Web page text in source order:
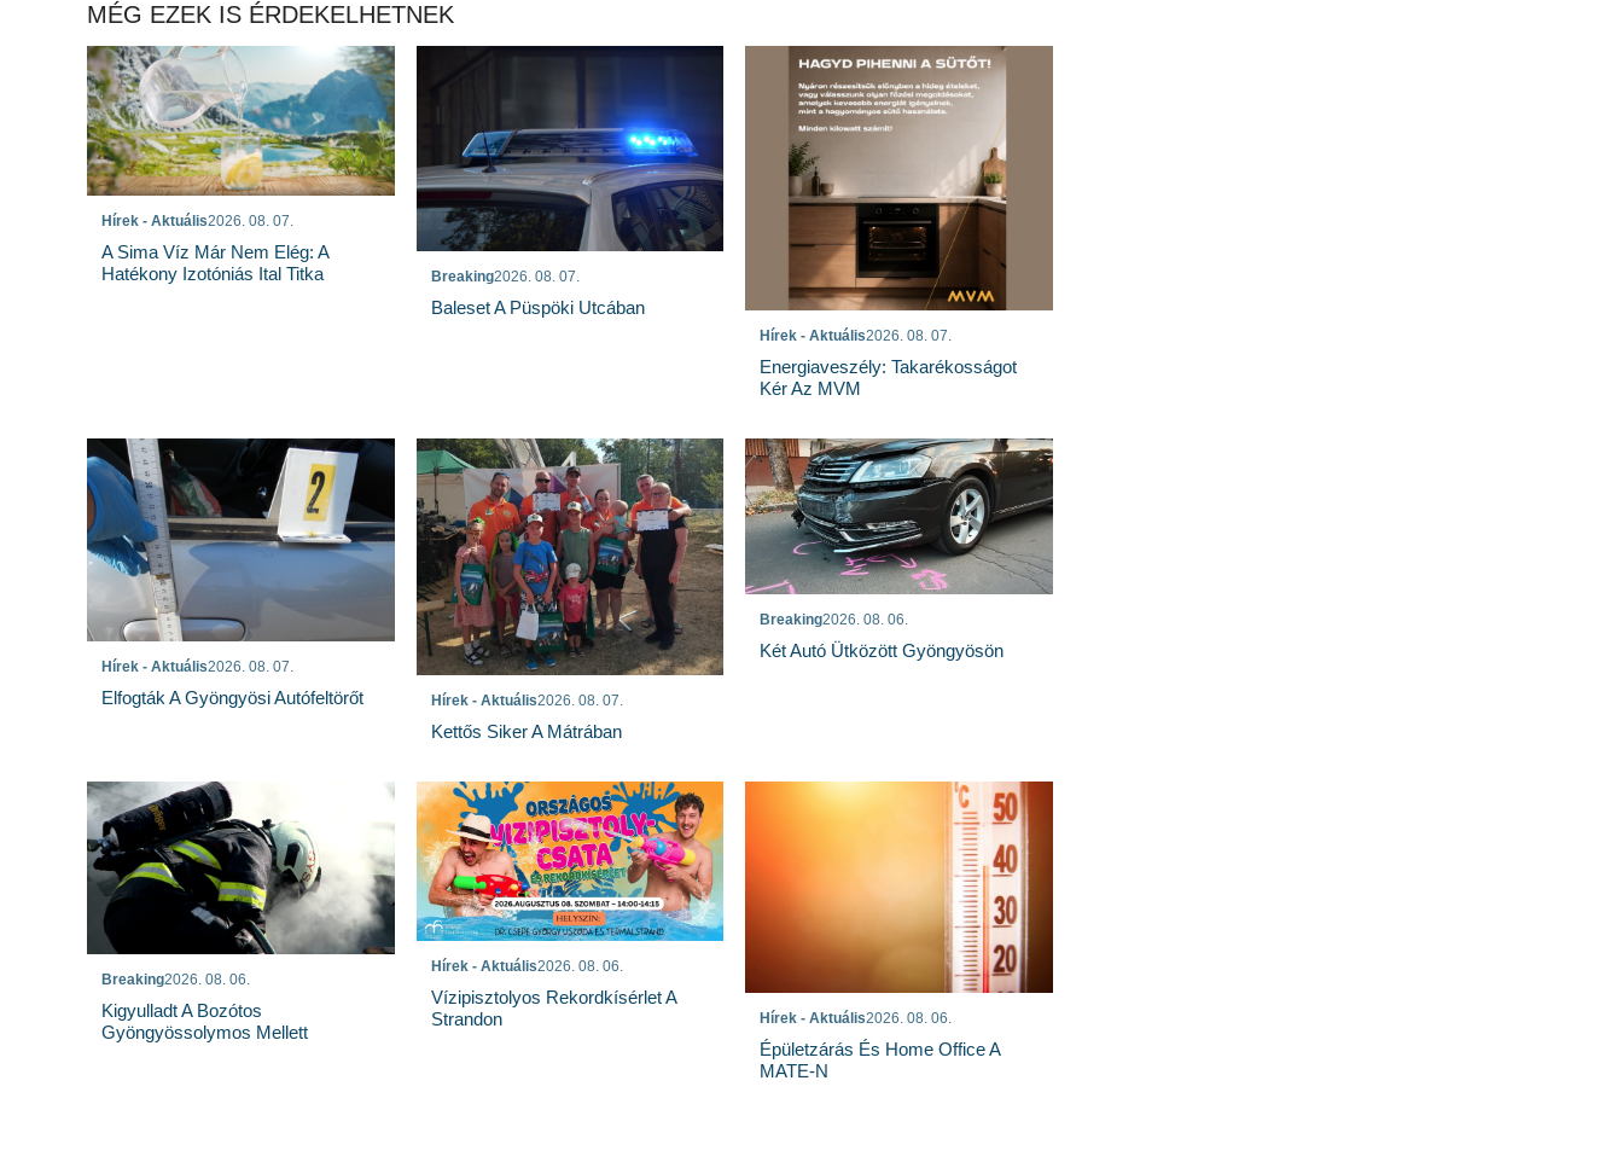
MÉG EZEK IS ÉRDEKELHETNEK
Hírek - Aktuális2026. 08. 07.
A Sima Víz Már Nem Elég: A
Hatékony Izotóniás Ital Titka
Breaking2026. 08. 07.
Baleset A Püspöki Utcában
Hírek - Aktuális2026. 08. 07.
Energiaveszély: Takarékosságot
Kér Az MVM
Hírek - Aktuális2026. 08. 07.
Elfogták A Gyöngyösi Autófeltörőt Hírek - Aktuális2026. 08. 07.
Kettős Siker A Mátrában
Breaking2026. 08. 06.
Két Autó Ütközött Gyöngyösön
Breaking2026. 08. 06.
Kigyulladt A Bozótos
Gyöngyössolymos Mellett
Hírek - Aktuális2026. 08. 06.
Vízipisztolyos Rekordkísérlet A
Strandon
Hírek - Aktuális2026. 08. 06.
Épületzárás És Home Office A
MATE-N